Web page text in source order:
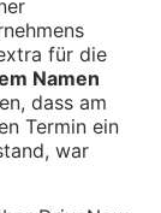
für die
Namen
dass am
Termin ein
war